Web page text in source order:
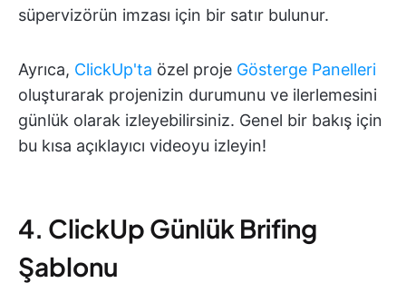
süpervizörün imzası için bir satır bulunur.
Ayrıca, ClickUp'ta özel proje Gösterge Panelleri
oluşturarak projenizin durumunu ve ilerlemesini
günlük olarak izleyebilirsiniz. Genel bir bakış için
bu kısa açıklayıcı videoyu izleyin!
4. ClickUp Günlük Brifing
Şablonu